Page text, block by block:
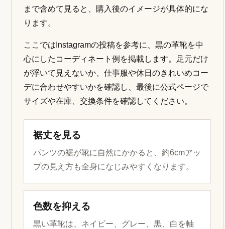
まで含めて見ると、購入後のイメージが具体的にな
ります。
ここではInstagramの投稿を参考に、黒の革靴を中
心にしたコーディネート例を掲載します。足元だけ
が浮いて見えないか、仕事服や休日のきれいめコー
デに合わせやすいかを確認し、最後に公式ページで
サイズや在庫、交換条件を確認してください。
裾丈を見る
パンツの裾が靴に自然にかかると、約6cmアッ
プの見え方も全身になじみやすくなります。
色数を抑える
黒い革靴は、ネイビー、グレー、黒、白を軸